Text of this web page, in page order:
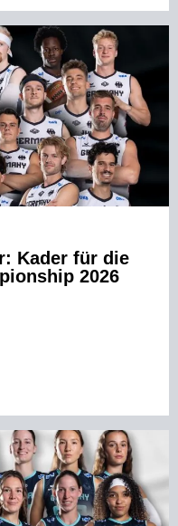
Kader für die
2026